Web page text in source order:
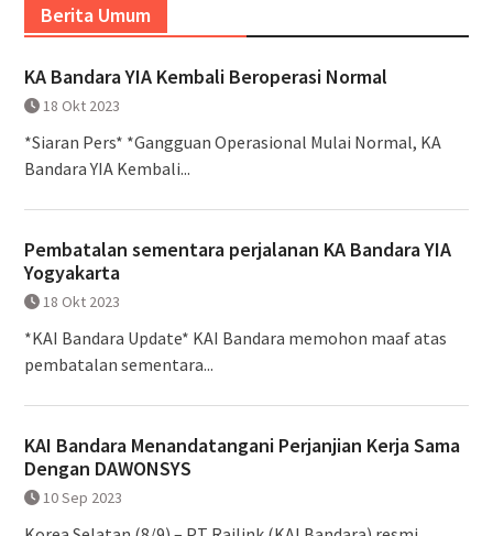
Berita Umum
KA Bandara YIA Kembali Beroperasi Normal
18 Okt 2023
*Siaran Pers* *Gangguan Operasional Mulai Normal, KA
Bandara YIA Kembali...
Pembatalan sementara perjalanan KA Bandara YIA
Yogyakarta
18 Okt 2023
*KAI Bandara Update* KAI Bandara memohon maaf atas
pembatalan sementara...
KAI Bandara Menandatangani Perjanjian Kerja Sama
Dengan DAWONSYS
10 Sep 2023